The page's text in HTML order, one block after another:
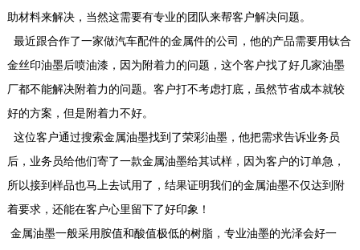
助材料来解决，当然这需要有专业的团队来帮客户解决问题。
最近跟合作了一家做汽车配件的金属件的公司，他的产品需要用钛合
金丝印油墨后喷油漆，因为附着力的问题，这个客户找了好几家油墨
厂都不能解决附着力的问题。客户打不考虑打底，虽然节省成本就较
好的方案，但是附着力不好。
这位客户通过搜索金属油墨找到了荣彩油墨，他把需求告诉业务员
后，业务员给他们寄了一款金属油墨给其试样，因为客户的订单急，
所以接到样品也马上去试用了，结果证明我们的金属油墨不仅达到附
着要求，还能在客户心里留下了好印象！
金属油墨一般采用胺值和酸值极低的树脂，专业油墨的光泽会好一